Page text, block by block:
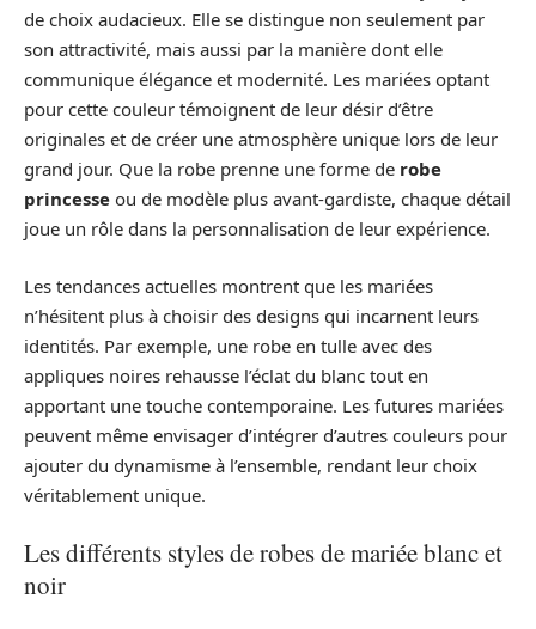
de choix audacieux. Elle se distingue non seulement par
son attractivité, mais aussi par la manière dont elle
communique élégance et modernité. Les mariées optant
pour cette couleur témoignent de leur désir d’être
originales et de créer une atmosphère unique lors de leur
grand jour. Que la robe prenne une forme de robe
princesse ou de modèle plus avant-gardiste, chaque détail
joue un rôle dans la personnalisation de leur expérience.
Les tendances actuelles montrent que les mariées
n’hésitent plus à choisir des designs qui incarnent leurs
identités. Par exemple, une robe en tulle avec des
appliques noires rehausse l’éclat du blanc tout en
apportant une touche contemporaine. Les futures mariées
peuvent même envisager d’intégrer d’autres couleurs pour
ajouter du dynamisme à l’ensemble, rendant leur choix
véritablement unique.
Les différents styles de robes de mariée blanc et
noir